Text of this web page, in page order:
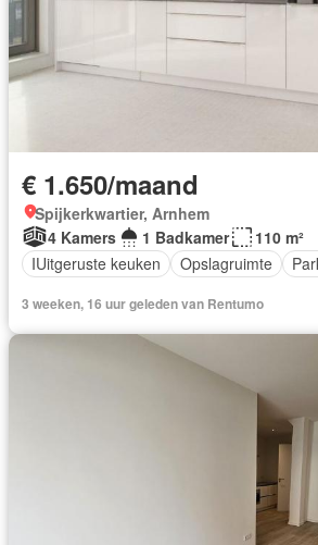
€ 1.650/maand
Spijkerkwartier, Arnhem
4 Kamers
1 Badkamer
110 m²
IUitgeruste keuken
Opslagruimte
3 weeken, 16 uur geleden van Rentumo